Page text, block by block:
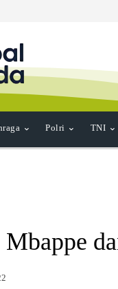
Polri TNI